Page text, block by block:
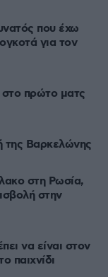
που έχω
για τον
στο πρώτο ματς
της Βαρκελώνης
στη Ρωσία,
στην
να είναι στον
παιχνίδι